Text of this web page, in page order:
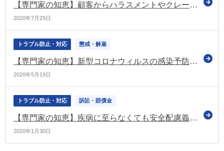
【専門家の知恵】顧客からハラスメントやクレームを受けた従業員を守るためのマネジメント
2020年7月29日
トラブル防止・対応 懲戒・解雇
【専門家の知恵】新型コロナウィルスの感染予防のためにテレワーク中のさぼり行為に対する懲戒処分
2020年5月19日
トラブル防止・対応 訴訟・賠償金
【専門家の知恵】疾病に至らなくても安全配慮義務違反で慰謝料？
2020年1月30日